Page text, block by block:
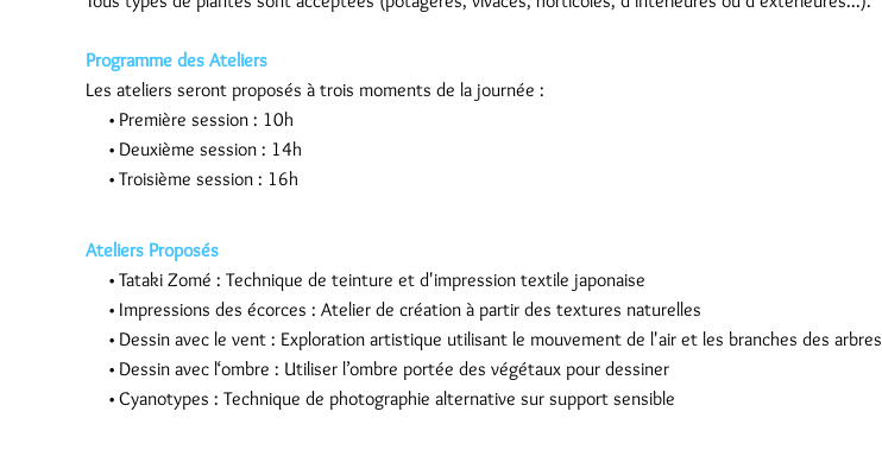
Programme des Ateliers
Les ateliers seront proposés à trois moments de la journée :
Première session : 10h
Deuxième session : 14h
Troisième session : 16h
Ateliers Proposés
Tataki Zomé : Technique de teinture et d'impression textile japonaise
Impressions des écorces : Atelier de création à partir des textures naturelles
Dessin avec le vent : Exploration artistique utilisant le mouvement de l'air et les branches des arbres
Dessin avec l‘ombre : Utiliser l’ombre portée des végétaux pour dessiner
Cyanotypes : Technique de photographie alternative sur support sensible